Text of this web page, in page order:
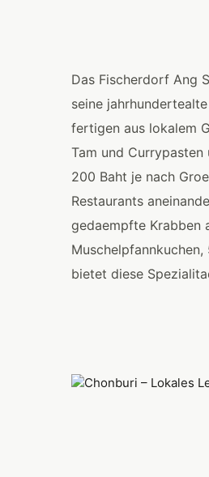
Das Fischerdorf Ang
seine
fertigen aus lokalem
Tam und
200 Baht je nach
Restaurants
gedaempfte Krabben
bietet diese